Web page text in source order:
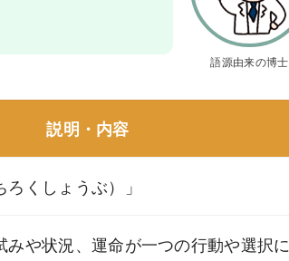
語源由来の博士
説明・内容
ろくしょうぶ）」
みや状況、運命が一つの行動や選択に